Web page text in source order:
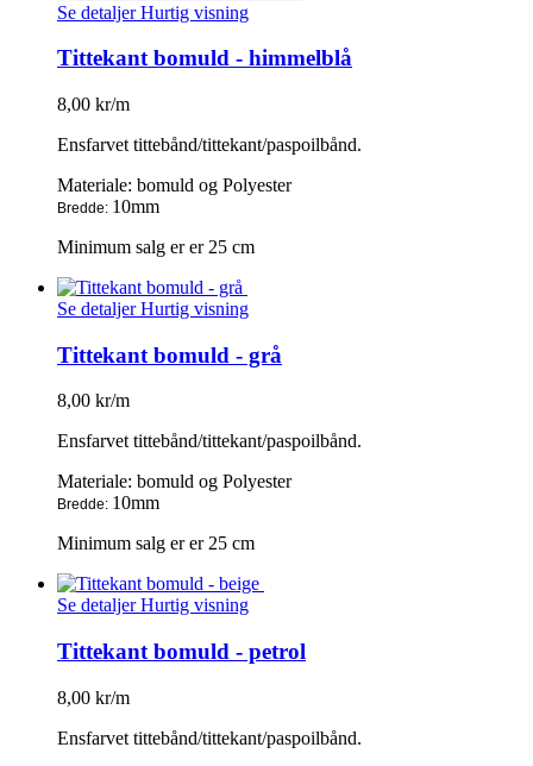
Se detaljerHurtig visning
Tittekant bomuld - himmelblå
8,00 kr/m
Ensfarvet tittebånd/tittekant/paspoilbånd.
Materiale: bomuld og Polyester
Bredde: 10mm
Minimum salg er er 25 cm
Se detaljerHurtig visning
Tittekant bomuld - grå
8,00 kr/m
Ensfarvet tittebånd/tittekant/paspoilbånd.
Materiale: bomuld og Polyester
Bredde: 10mm
Minimum salg er er 25 cm
Se detaljerHurtig visning
Tittekant bomuld - petrol
8,00 kr/m
Ensfarvet tittebånd/tittekant/paspoilbånd.